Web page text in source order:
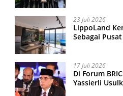
23 Juli 2026
LippoLand
Sebagai
17 Juli 2026
Di Forum
Yassierli